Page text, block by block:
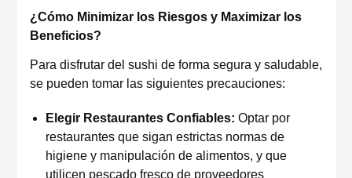
¿Cómo Minimizar los Riesgos y Maximizar los
Beneficios?
Para disfrutar del sushi de forma segura y saludable,
se pueden tomar las siguientes precauciones:
Elegir Restaurantes Confiables: Optar por
restaurantes que sigan estrictas normas de
higiene y manipulación de alimentos, y que
utilicen pescado fresco de proveedores